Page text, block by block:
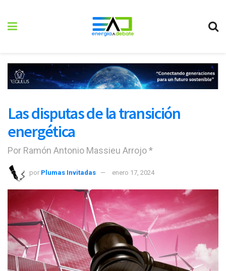
Las disputas de la transición
energética
Por Ramón Antonio Massieu Arrojo *
por Plumas Invitadas enero 17, 2024